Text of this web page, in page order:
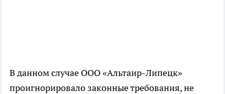
В данном случае ООО «Альтаир-Липецк»
проигнорировало законные требования, не